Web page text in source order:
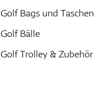
Golf Bags und Taschen
Golf Bälle
Golf Trolley & Zubehör